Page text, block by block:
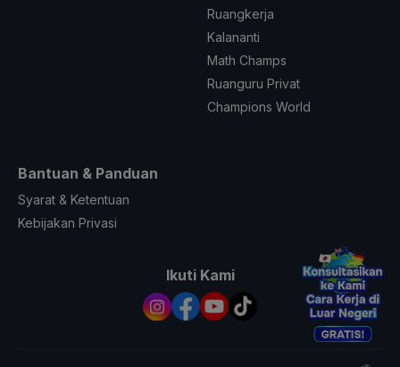
Ruangkerja
Kalananti
Math Champs
Ruanguru Privat
Champions World
Bantuan & Panduan
Syarat & Ketentuan
Kebijakan Privasi
Ikuti Kami